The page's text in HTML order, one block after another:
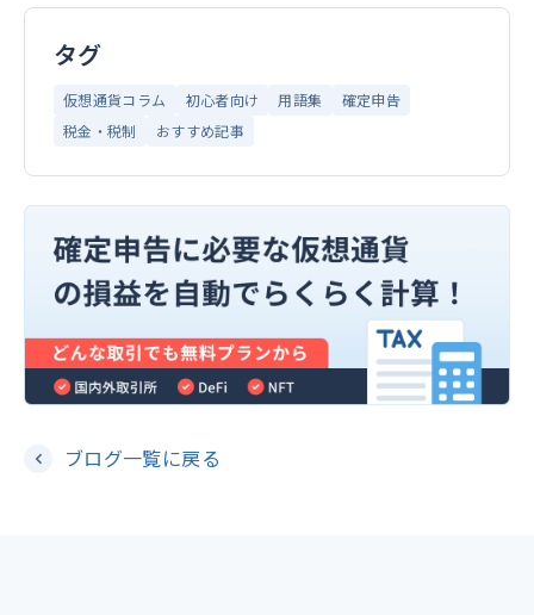
タグ
仮想通貨コラム 初心者向け 用語集
確定申告
税金・税制
おすすめ記事
ブログ一覧に戻る